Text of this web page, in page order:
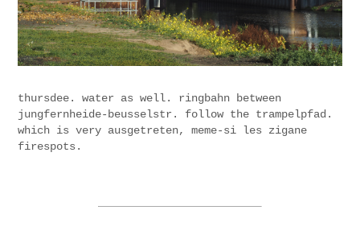
thursdee. water as well. ringbahn between
jungfernheide-beusselstr. follow the trampelpfad.
which is very ausgetreten, meme-si les zigane
firespots.